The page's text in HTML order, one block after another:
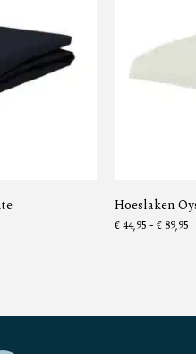
Hoeslaken
€44,95 - € 89,95